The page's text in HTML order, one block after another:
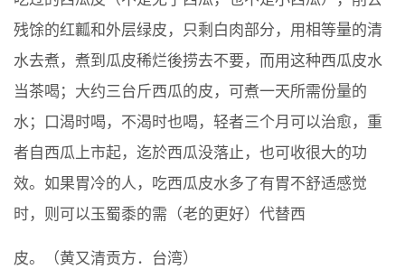
残馀的红瓤和外层绿皮，只剩白肉部分，用相等量的清
水去煮，煮到瓜皮稀烂後捞去不要，而用这种西瓜皮水
当茶喝；大约三台斤西瓜的皮，可煮一天所需份量的
水；口渴时喝，不渴时也喝，轻者三个月可以治愈，重
者自西瓜上市起，迄於西瓜没落止，也可收很大的功
效。如果胃冷的人，吃西瓜皮水多了有胃不舒适感觉
时，则可以玉蜀黍的需（老的更好）代替西
皮。（黄又清贡方．台湾）